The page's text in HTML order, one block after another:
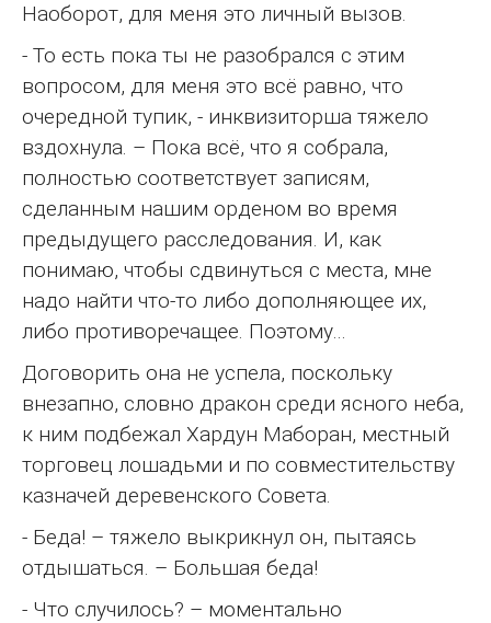
Наоборот, для меня это личный вызов.
- То есть пока ты не разобрался с этим
вопросом, для меня это всё равно, что
очередной тупик, - инквизиторша тяжело
вздохнула. – Пока всё, что я собрала,
полностью соответствует записям,
сделанным нашим орденом во время
предыдущего расследования. И, как
понимаю, чтобы сдвинуться с места, мне
надо найти что-то либо дополняющее их,
либо противоречащее. Поэтому…
Договорить она не успела, поскольку
внезапно, словно дракон среди ясного неба,
к ним подбежал Хардун Маборан, местный
торговец лошадьми и по совместительству
казначей деревенского Совета.
- Беда! – тяжело выкрикнул он, пытаясь
отдышаться. – Большая беда!
- Что случилось? – моментально